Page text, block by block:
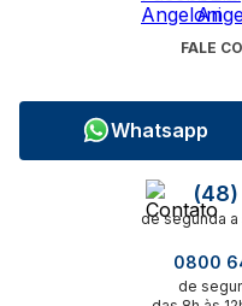
FALE
Whatsapp
(48)
de segunda a
0800
de